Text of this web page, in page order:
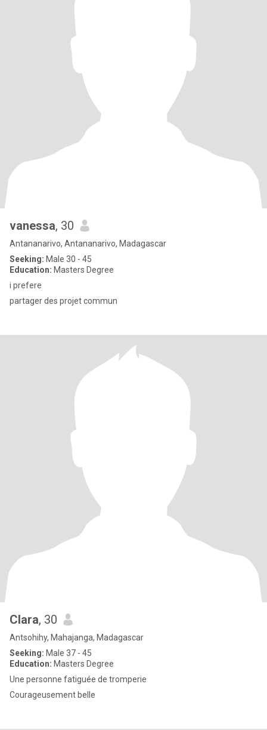
vanessa, 30
Antananarivo, Antananarivo, Madagascar
Seeking: Male 30 - 45
Education: Masters Degree
i prefere
partager des projet commun
Clara, 30
Antsohihy, Mahajanga, Madagascar
Seeking: Male 37 - 45
Education: Masters Degree
Une personne fatiguée de tromperie
Courageusement belle